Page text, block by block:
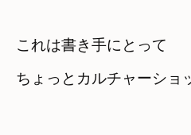
これは書き手にとって
ちょっとカルチャーショ